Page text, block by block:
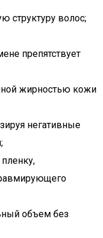
структуру волос;
препятствует
жирностью кожи
негативные
объем без